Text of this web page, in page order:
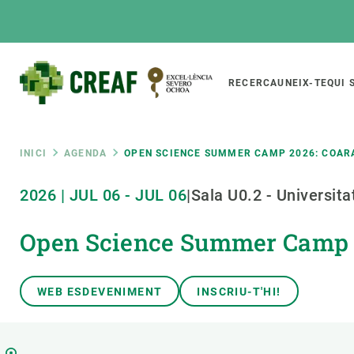
Main
RECERCAUNEIX-TEQUI
Fil
d'ariadna
INICI AGENDA OPEN SCIENCE SUMMER CAMP 2026:
2026 | JUL 06 - JUL 06|Sala U0.2 -
Open Science Summer
WEB ESDEVENIMENT INSCRIU-T'HI!
Featured
responsive
INTRANET
Responsive
menu
SOBRE NOSALTRES
Organització institucional
Transparència
RECERCA
Directori de recerca
Biodiversitat
Canvi global